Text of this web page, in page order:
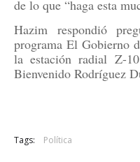
de lo que “haga esta
Hazim respondió
programa El Gobierno
la estación radial Z-
Bienvenido Rodríguez
Tags: Política